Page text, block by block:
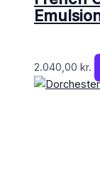
2.040,00 kr.